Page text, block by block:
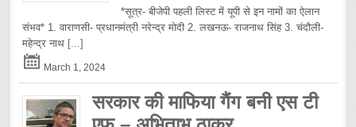
*सूत्र- बीजेपी पहली लिस्ट में यूपी से इन नामों का ऐलान
संभव* 1. वाराणसी- प्रधानमंत्री नरेन्द्र मोदी 2. लखनऊ- राजनाथ सिंह 3. चंदौली-
महेन्द्र नाथ [...]
March 1, 2024
सरकार की माफिया गैंग बनी एस टी